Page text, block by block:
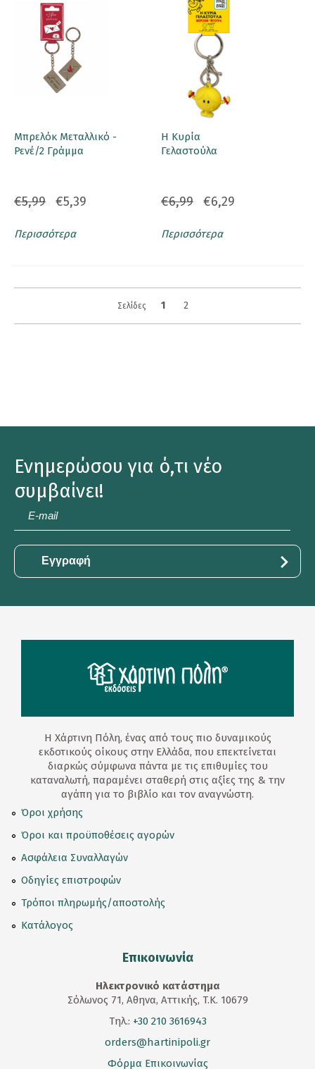
Μπρελόκ Μεταλλικό -
Ρενέ/2 Γράμμα
€5,99 €5,39
Περισσότερα
Η Κυρία
Γελαστούλα
€6,99 €6,29
Περισσότερα
Σελίδες 1 2
Ενημερώσου για ό,τι νέο
συμβαίνει!
Η Χάρτινη Πόλη, ένας από τους πιο δυναμικούς
εκδοτικούς οίκους στην Ελλάδα, που επεκτείνεται
διαρκώς σύμφωνα πάντα με τις επιθυμίες του
καταναλωτή, παραμένει σταθερή στις αξίες της & την
αγάπη για το βιβλίο και τον αναγνώστη.
Όροι χρήσης
Όροι και προϋποθέσεις αγορών
Ασφάλεια Συναλλαγών
Οδηγίες επιστροφών
Τρόποι πληρωμής/αποστολής
Κατάλογος
Επικοινωνία
Ηλεκτρονικό κατάστημα
Σόλωνος 71, Αθηνα, Αττικής, T.K. 10679
Τηλ.: +30 210 3616943
orders@hartinipoli.gr
Φόρμα Επικοινωνίας